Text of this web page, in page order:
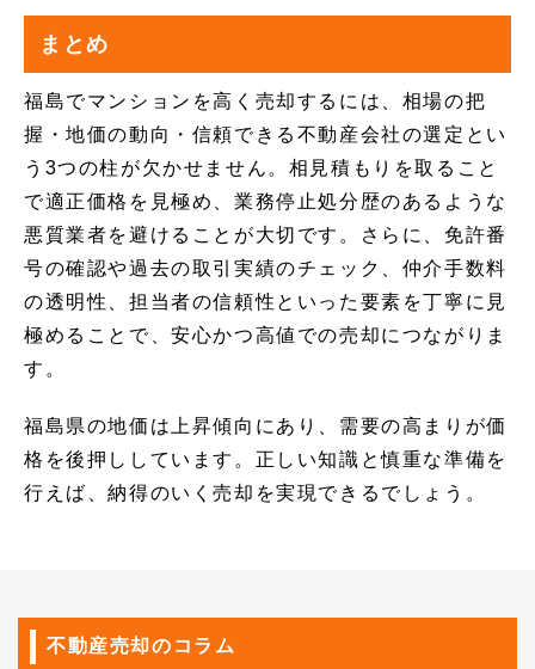
まとめ
福島でマンションを高く売却するには、相場の把
握・地価の動向・信頼できる不動産会社の選定とい
う3つの柱が欠かせません。相見積もりを取ること
で適正価格を見極め、業務停止処分歴のあるような
悪質業者を避けることが大切です。さらに、免許番
号の確認や過去の取引実績のチェック、仲介手数料
の透明性、担当者の信頼性といった要素を丁寧に見
極めることで、安心かつ高値での売却につながりま
す。
福島県の地価は上昇傾向にあり、需要の高まりが価
格を後押ししています。正しい知識と慎重な準備を
行えば、納得のいく売却を実現できるでしょう。
不動産売却のコラム